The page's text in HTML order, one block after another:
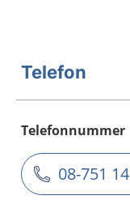
Telefon
Telefonnummer
08-751